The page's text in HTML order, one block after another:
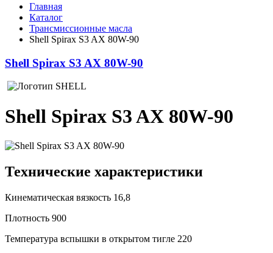
Главная
Каталог
Трансмиссионные масла
Shell Spirax S3 AX 80W-90
Shell Spirax S3 AX 80W-90
Shell Spirax S3 AX 80W-90
Технические характеристики
Кинематическая вязкость 16,8
Плотность 900
Температура вспышки в открытом тигле 220